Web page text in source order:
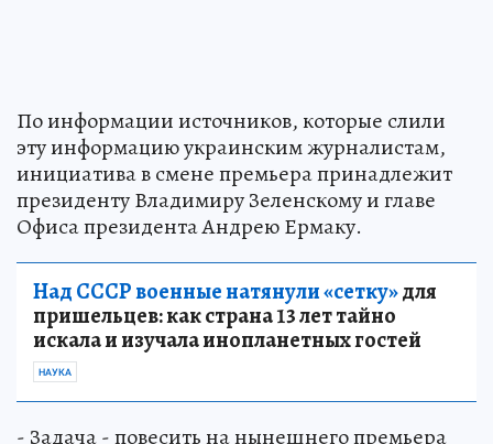
По информации источников, которые слили
эту информацию украинским журналистам,
инициатива в смене премьера принадлежит
президенту Владимиру Зеленскому и главе
Офиса президента Андрею Ермаку.
Над СССР военные натянули «сетку»для
пришельцев: как страна 13 лет тайно
искала и изучала инопланетных гостей
НАУКА
- Задача - повесить на нынешнего премьера